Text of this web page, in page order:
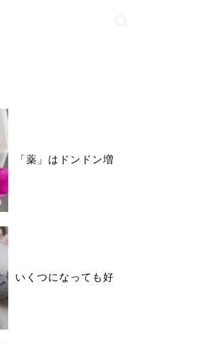
「薬」はドンドン増
いくつになっても好